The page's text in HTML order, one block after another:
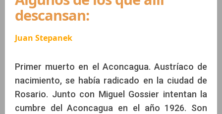
descansan:
Juan Stepanek
Primer muerto en el Aconcagua. Austríaco de
nacimiento, se había radicado en la ciudad de
Rosario. Junto con Miguel Gossier intentan la
cumbre del Aconcagua en el año 1926. Son